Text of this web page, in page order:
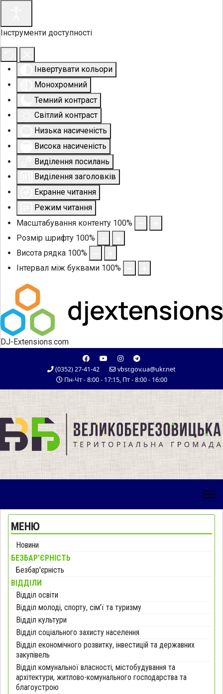
Інструменти доступності
Інвертувати кольори
Монохромний
Темний контраст
Світлий контраст
Низька насиченість
Висока насиченість
Виділення посилань
Виділення заголовків
Екранне читання
Режим читання
Масштабування контенту 100%
Розмір шрифту 100%
Висота рядка 100%
Інтервал між буквами 100%
DJ-Extensions.com
(0352) 27-41-42
vbsr.gov.ua@ukr.net
Пн-Чт - 8:00 - 17:15, Пт - 8:00 - 16:00
МЕНЮ
Новини
БЕЗБАР'ЄРНІСТЬ
Безбар'єрність
ВІДДІЛИ
Відділ освіти
Відділ молоді, спорту, сім’ї та туризму
Відділ культури
Відділ соціального захисту населення
Відділ економічного розвитку, інвестицій та державних
закупівель
Відділ комунальної власності, містобудування та
архітектури, житлово-комунального господарства та
благоустрою